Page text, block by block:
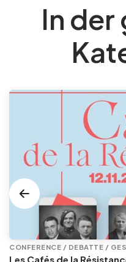
In der
CONFERENCE / DEBATTE /
Les Cafés de la